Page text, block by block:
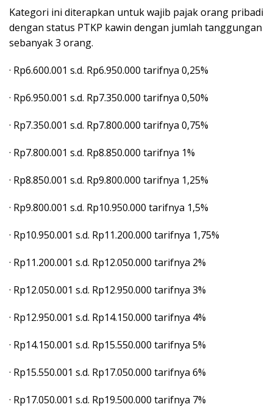
Kategori ini diterapkan untuk wajib pajak orang pribadi
dengan status PTKP kawin dengan jumlah tanggungan
sebanyak 3 orang.
· Rp6.600.001 s.d. Rp6.950.000 tarifnya 0,25%
· Rp6.950.001 s.d. Rp7.350.000 tarifnya 0,50%
· Rp7.350.001 s.d. Rp7.800.000 tarifnya 0,75%
· Rp7.800.001 s.d. Rp8.850.000 tarifnya 1%
· Rp8.850.001 s.d. Rp9.800.000 tarifnya 1,25%
· Rp9.800.001 s.d. Rp10.950.000 tarifnya 1,5%
· Rp10.950.001 s.d. Rp11.200.000 tarifnya 1,75%
· Rp11.200.001 s.d. Rp12.050.000 tarifnya 2%
· Rp12.050.001 s.d. Rp12.950.000 tarifnya 3%
· Rp12.950.001 s.d. Rp14.150.000 tarifnya 4%
· Rp14.150.001 s.d. Rp15.550.000 tarifnya 5%
· Rp15.550.001 s.d. Rp17.050.000 tarifnya 6%
· Rp17.050.001 s.d. Rp19.500.000 tarifnya 7%